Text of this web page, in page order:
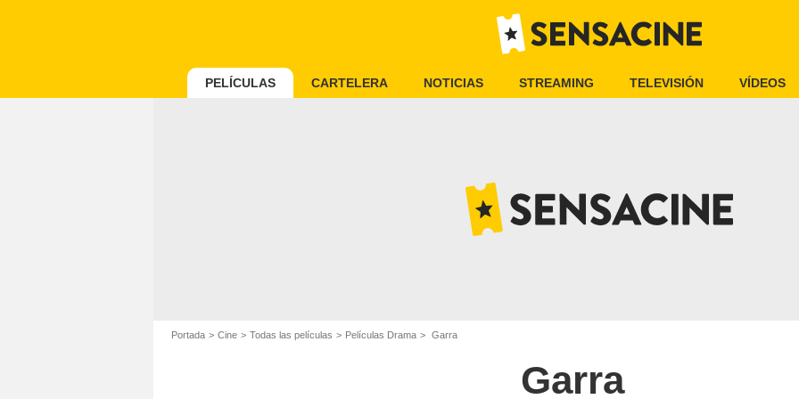
PELÍCULAS CARTELERA NOTICIAS STREAMING TELEVISIÓN VÍDEOS
Portada Cine Todas las películas Películas Drama Garra
Garra